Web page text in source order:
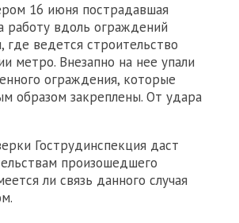
16 июня пострадавшая
работу вдоль ограждений
где ведется строительство
метро. Внезапно на нее упали
ограждения, которые
образом закреплены. От удара
Гострудинспекция даст
произошедшего
ли связь данного случая